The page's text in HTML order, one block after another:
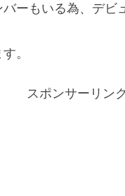
ーもいる為、デビ
。
スポンサーリンク